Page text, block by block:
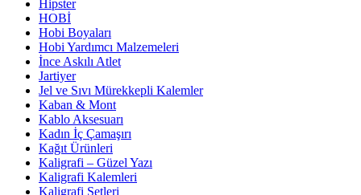
Hipster
HOBİ
Hobi Boyaları
Hobi Yardımcı Malzemeleri
İnce Askılı Atlet
Jartiyer
Jel ve Sıvı Mürekkepli Kalemler
Kaban & Mont
Kablo Aksesuarı
Kadın İç Çamaşırı
Kağıt Ürünleri
Kaligrafi – Güzel Yazı
Kaligrafi Kalemleri
Kaligrafi Setleri